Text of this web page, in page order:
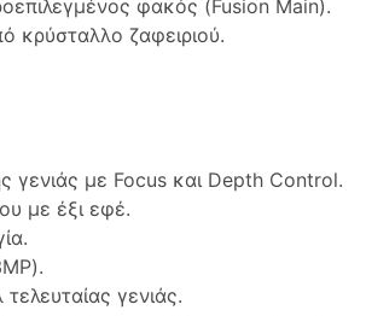
φακός (Fusion Main).
κρύσταλλο ζαφειριού.
γενιάς με Focus και Depth Control.
με έξι εφέ.
γενιάς.